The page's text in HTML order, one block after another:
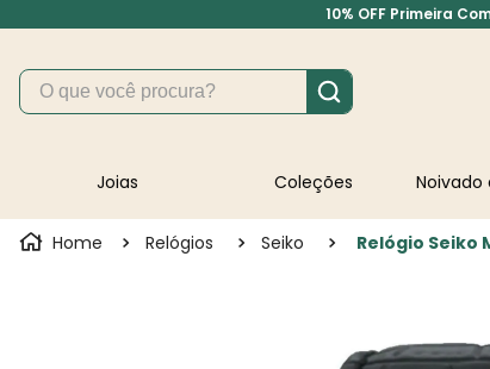
10% OFF Primeira
O que você procura?
Joias Coleções
Relógios Seiko Relógio Seiko